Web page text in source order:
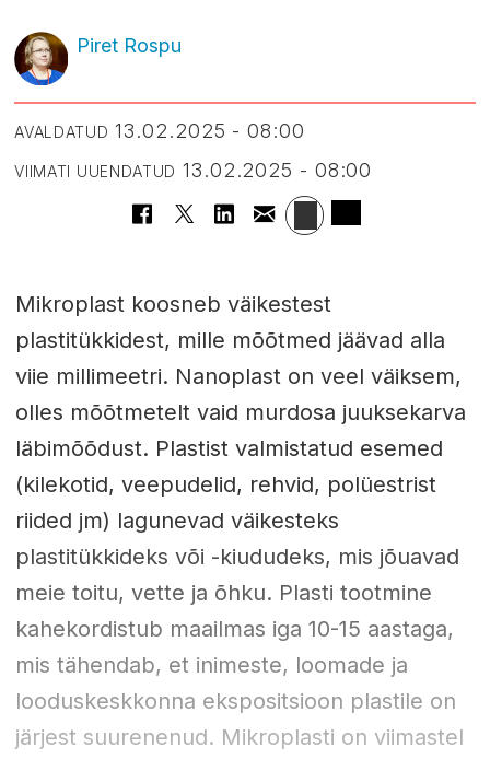
Piret Rospu
AVALDATUD 13.02.2025 - 08:00
VIIMATI UUENDATUD 13.02.2025 - 08:00
Mikroplast koosneb väikestest
plastitükkidest, mille mõõtmed jäävad alla
viie millimeetri. Nanoplast on veel väiksem,
olles mõõtmetelt vaid murdosa juuksekarva
läbimõõdust. Plastist valmistatud esemed
(kilekotid, veepudelid, rehvid, polüestrist
riided jm) lagunevad väikesteks
plastitükkideks või -kiududeks, mis jõuavad
meie toitu, vette ja õhku. Plasti tootmine
kahekordistub maailmas iga 10-15 aastaga,
mis tähendab, et inimeste, loomade ja
looduskeskkonna ekspositsioon plastile on
järjest suurenenud. Mikroplasti on viimastel